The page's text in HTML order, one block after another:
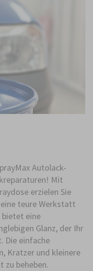
Autolack-
Mit
erzielen Sie
eine teure Werkstatt
bietet eine
Glanz, der Ihr
Die einfache
Kratzer und kleinere
zu beheben.